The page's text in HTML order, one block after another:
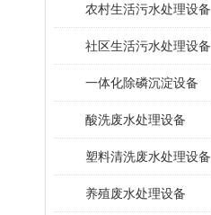
农村生活污水处理设备
社区生活污水处理设备
一体化除磷沉淀设备
酸洗废水处理设备
塑料清洗废水处理设备
养殖废水处理设备